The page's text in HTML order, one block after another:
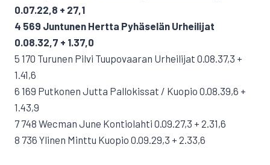
0.07.22,8 + 27,1
4 569 Juntunen Hertta Pyhäselän Urheilijat
0.08.32,7 + 1.37,0
5 170 Turunen Pilvi Tuupovaaran Urheilijat 0.08.37,3 +
1.41,6
6 169 Putkonen Jutta Pallokissat / Kuopio 0.08.39,6 +
1.43,9
7 748 Wecman June Kontiolahti 0.09.27,3 + 2.31,6
8 736 Ylinen Minttu Kuopio 0.09.29,3 + 2.33,6